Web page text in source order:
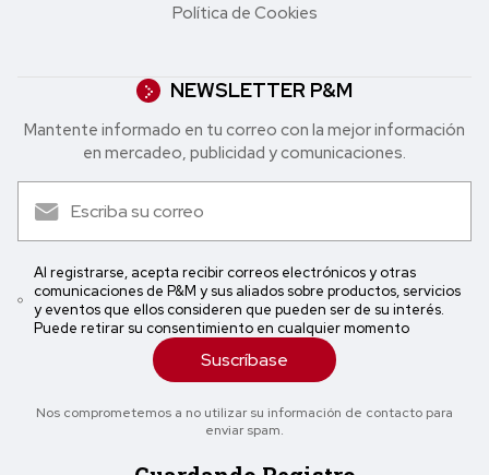
Política de Cookies
NEWSLETTER P&M
Mantente informado en tu correo con la mejor in formación
en mercadeo, publicidad y comunicaciones.
Al registrarse, acepta recibir correos electrónicos y otras
comunicaciones de P&M y sus aliados sobre productos, servicios
y eventos que ellos consideren que pueden ser de su interés.
Puede retirar su consentimiento en cualquier momento
Suscríbase
Nos comprometemos a no utilizar su información de contacto para
enviar spam.